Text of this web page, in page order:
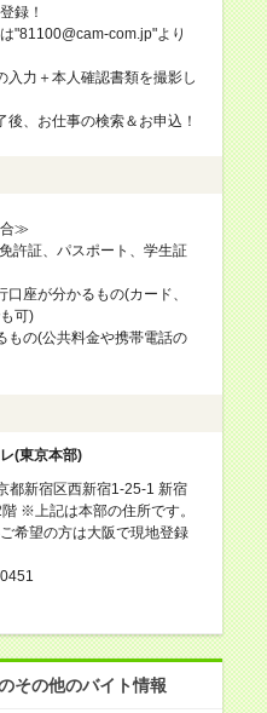
録！
"81100@cam-com.jp"より
入力＋本人確認書類を撮影し
後、お仕事の検索＆お申込！
合≫
許証、パスポート、学生証
口座が分かるもの(カード、
可)
もの(公共料金や携帯電話の
(東京本部)
都新宿区西新宿1-25-1 新宿
※上記は本部の住所です。
希望の方は大阪で現地登録
その他のバイト情報